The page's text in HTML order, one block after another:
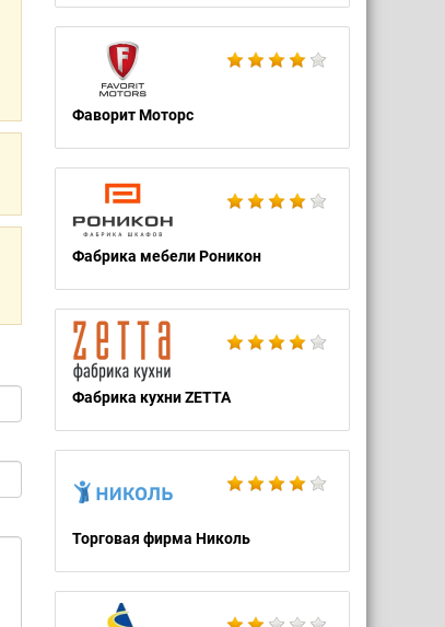
Фаворит Моторс
Фабрика мебели Роникон
Фабрика кухни ZETTA
Торговая фирма Николь